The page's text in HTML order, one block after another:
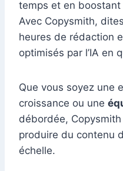
o
k
p
temps et en
Avec Copysmith,
heures de rédaction
optimisés par l’IA en
Que vous soyez une
croissance ou une
débordée,
produire du contenu
échelle.